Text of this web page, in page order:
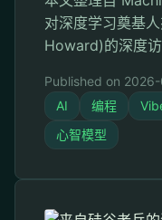
对深度学习奠基
Howard)的深度
不同的声音——他
甚至是反人类的"
是对人类认知未
Published on
AI
编程
心智模型